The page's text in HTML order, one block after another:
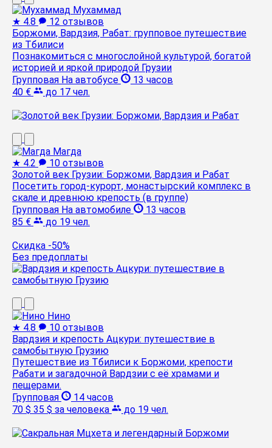
Мухаммад
★ 4.8
12 отзывов
Боржоми, Вардзия, Рабат: групповое путешествие
из Тбилиси
Познакомиться с многослойной культурой, богатой
историей и яркой природой Грузии
Групповая На автобусе
13 часов
40 €
до 17 чел.
Магда
★ 4.2
10 отзывов
Золотой век Грузии: Боржоми, Вардзия и Рабат
Посетить город-курорт, монастырский комплекс в
скале и древнюю крепость (в группе)
Групповая На автомобиле
13 часов
85 €
до 19 чел.
Скидка -50%
Без предоплаты
Нино
★ 4.8
10 отзывов
Вардзия и крепость Ацкури: путешествие в
самобытную Грузию
Путешествие из Тбилиси к Боржоми, крепости
Рабати и загадочной Вардзии с её храмами и
пещерами.
Групповая
14 часов
70 $ 35 $ за человека до 19 чел.